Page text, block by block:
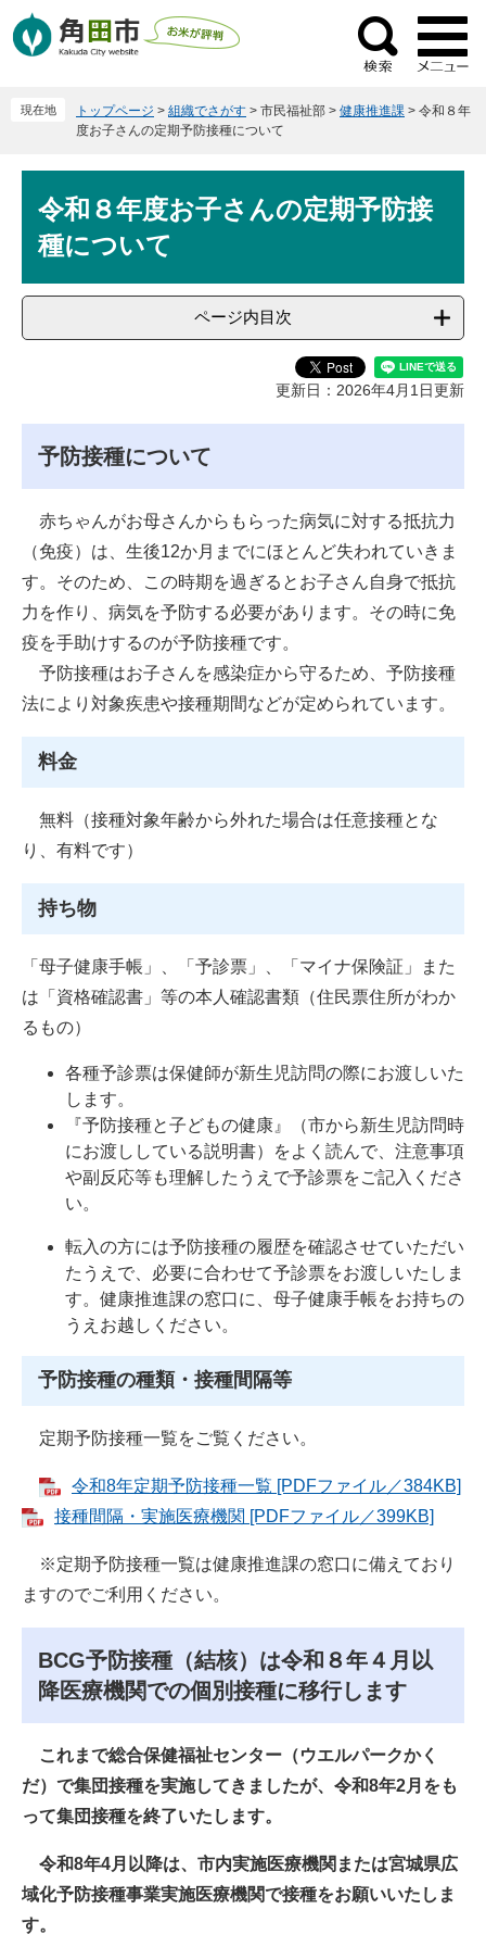
ー
ニ
検
索
現在地 トップページ > 組織でさがす > 市民福祉部 > 健康推進課 > 令和８年
度お子さんの定期予防接種について
文令和８年度お子さんの定期予防接
種について
ページ内目次
更新日：2026年4月1日更新
予防接種について
赤ちゃんがお母さんからもらった病気に対する抵抗力
（免疫）は、生後12か月までにほとんど失われていきま
す。そのため、この時期を過ぎるとお子さん自身で抵抗
力を作り、病気を予防する必要があります。その時に免
疫を手助けするのが予防接種です。
予防接種はお子さんを感染症から守るため、予防接種
法により対象疾患や接種期間などが定められています。
料金
無料（接種対象年齢から外れた場合は任意接種とな
り、有料です）
持ち物
「母子健康手帳」、「予診票」、「マイナ保険証」また
は「資格確認書」等の本人確認書類（住民票住所がわか
るもの）
各種予診票は保健師が新生児訪問の際にお渡しいた
します。
『予防接種と子どもの健康』（市から新生児訪問時
にお渡ししている説明書）をよく読んで、注意事項
や副反応等も理解したうえで予診票をご記入くださ
い。
転入の方には予防接種の履歴を確認させていただい
たうえで、必要に合わせて予診票をお渡しいたしま
す。健康推進課の窓口に、母子健康手帳をお持ちの
うえお越しください。
予防接種の種類・接種間隔等
定期予防接種一覧をご覧ください。
令和8年定期予防接種一覧 [PDFファイル／384KB]
接種間隔・実施医療機関 [PDFファイル／399KB]
※定期予防接種一覧は健康推進課の窓口に備えており
ますのでご利用ください。
BCG予防接種（結核）は令和８年４月以
降医療機関での個別接種に移行します
これまで総合保健福祉センター（ウエルパークかく
だ）で集団接種を実施してきましたが、令和8年2月をも
って集団接種を終了いたします。
​ 令和8年4月以降は、市内実施医療機関または宮城県広
域化予防接種事業実施医療機関で接種をお願いいたしま
す。